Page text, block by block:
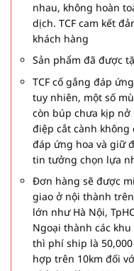
nhau, không hoàn
dịch. TCF cam kết
khách hàng
Sản phẩm đã được
TCF cố gắng đáp
tuy nhiên, một số
còn búp chưa kịp nở
điệp cắt cành không
đáp ứng hoa và giữ
tin tưởng chọn lựa
Đơn hàng sẽ được
giao ở nội thành
lớn như Hà Nội,
Ngoại thành các
thì phí ship là 50,000
hợp trên 10km đối